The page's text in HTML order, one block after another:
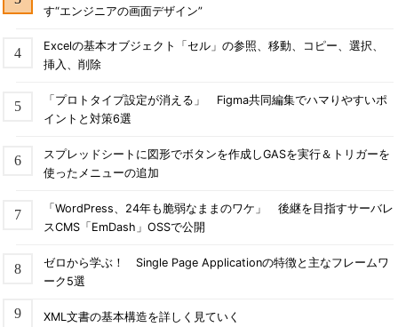
す“エンジニアの画面デザイン”
Excelの基本オブジェクト「セル」の参照、移動、コピー、選択、
挿入、削除
「プロトタイプ設定が消える」 Figma共同編集でハマりやすいポ
イントと対策6選
スプレッドシートに図形でボタンを作成しGASを実行＆トリガーを
使ったメニューの追加
「WordPress、24年も脆弱なままのワケ」 後継を目指すサーバレ
スCMS「EmDash」OSSで公開
ゼロから学ぶ！ Single Page Applicationの特徴と主なフレームワ
ーク5選
XML文書の基本構造を詳しく見ていく